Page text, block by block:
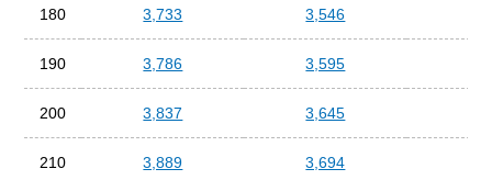
180 3,733 3,546
190 3,786 3,595
200 3,837 3,645
210 3,889 3,694